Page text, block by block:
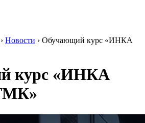
› Новости › Обучающий курс «ИНКА
курс «ИНКА